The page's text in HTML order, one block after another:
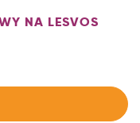
NA LESVOS